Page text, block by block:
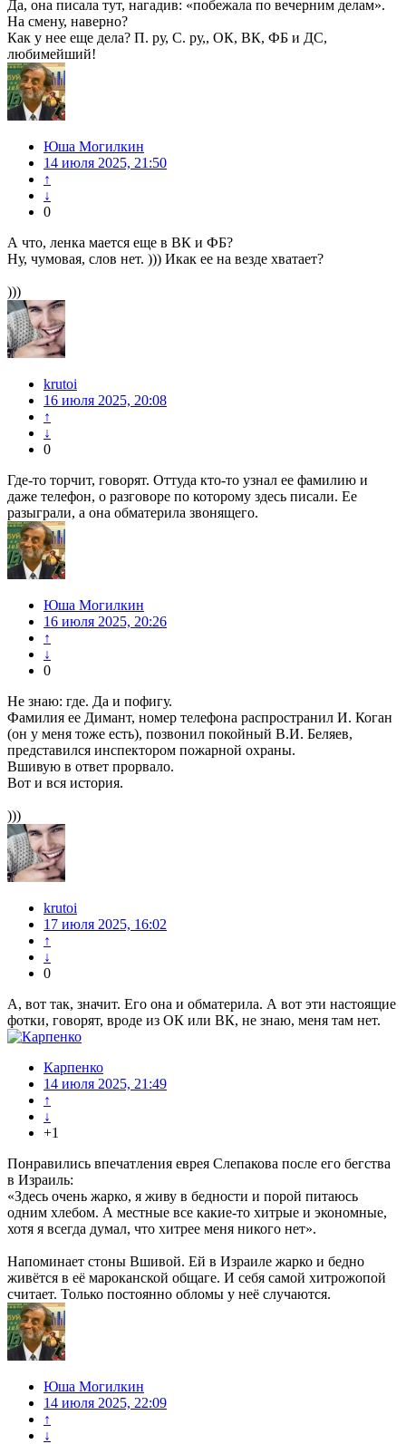
Да, она писала тут, нагадив: «побежала по вечерним делам».
На смену, наверно?
Как у нее еще дела? П. ру, С. ру,, ОК, ВК, ФБ и ДС,
любимейший!
Юша Могилкин
14 июля 2025, 21:50
↑
↓
0
А что, ленка мается еще в ВК и ФБ?
Ну, чумовая, слов нет. ))) Икак ее на везде хватает?
)))
krutoi
16 июля 2025, 20:08
↑
↓
0
Где-то торчит, говорят. Оттуда кто-то узнал ее фамилию и
даже телефон, о разговоре по которому здесь писали. Ее
разыграли, а она обматерила звонящего.
Юша Могилкин
16 июля 2025, 20:26
↑
↓
0
Не знаю: где. Да и пофигу.
Фамилия ее Димант, номер телефона распространил И. Коган
(он у меня тоже есть), позвонил покойный В.И. Беляев,
представился инспектором пожарной охраны.
Вшивую в ответ прорвало.
Вот и вся история.
)))
krutoi
17 июля 2025, 16:02
↑
↓
0
А, вот так, значит. Его она и обматерила. А вот эти настоящие
фотки, говорят, вроде из ОК или ВК, не знаю, меня там нет.
Карпенко
14 июля 2025, 21:49
↑
↓
+1
Понравились впечатления еврея Слепакова после его бегства
в Израиль:
«Здесь очень жарко, я живу в бедности и порой питаюсь
одним хлебом. А местные все какие-то хитрые и экономные,
хотя я всегда думал, что хитрее меня никого нет».
Напоминает стоны Вшивой. Ей в Израиле жарко и бедно
живётся в её мароканской общаге. И себя самой хитрожопой
считает. Только постоянно обломы у неё случаются.
Юша Могилкин
14 июля 2025, 22:09
↑
↓